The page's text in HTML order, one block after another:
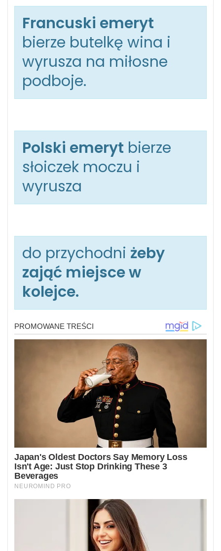
Francuski emeryt
bierze butelkę wina i
wyrusza na miłosne
podboje.
Polski emeryt bierze
słoiczek moczu i
wyrusza
do przychodni żeby
zająć miejsce w
kolejce.